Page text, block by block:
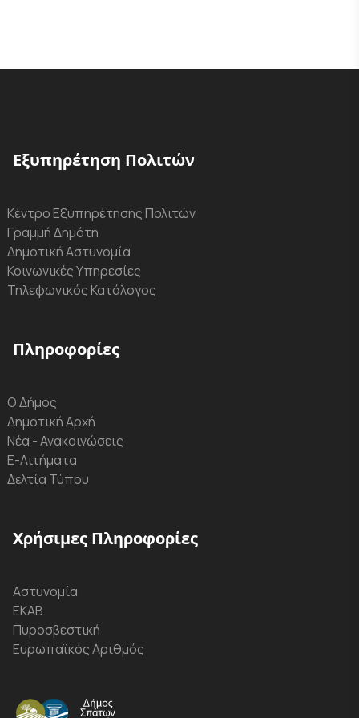
Εξυπηρέτηση Πολιτών
Κέντρο Εξυπηρέτησης Πολιτών
Γραμμή Δημότη
Δημοτική Αστυνομία
Κοινωνικές Υπηρεσίες
Τηλεφωνικός Κατάλογος
Πληροφορίες
Ο Δήμος
Δημοτική Αρχή
Νέα - Ανακοινώσεις
Ε-Αιτήματα
Δελτία Τύπου
Χρήσιμες Πληροφορίες
Αστυνομία
ΕΚΑΒ
Πυροσβεστική
Ευρωπαϊκός Αριθμός